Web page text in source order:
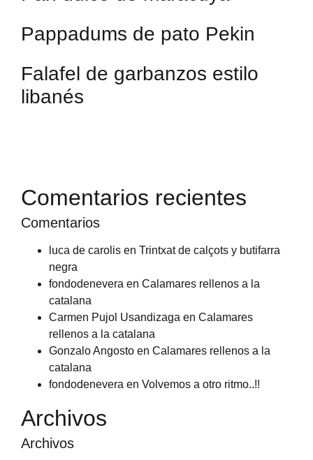
Pappadums de pato Pekin
Falafel de garbanzos estilo
libanés
Comentarios recientes
Comentarios
luca de carolis en Trintxat de calçots y butifarra
negra
fondodenevera en Calamares rellenos a la
catalana
Carmen Pujol Usandizaga en Calamares
rellenos a la catalana
Gonzalo Angosto en Calamares rellenos a la
catalana
fondodenevera en Volvemos a otro ritmo..!!
Archivos
Archivos